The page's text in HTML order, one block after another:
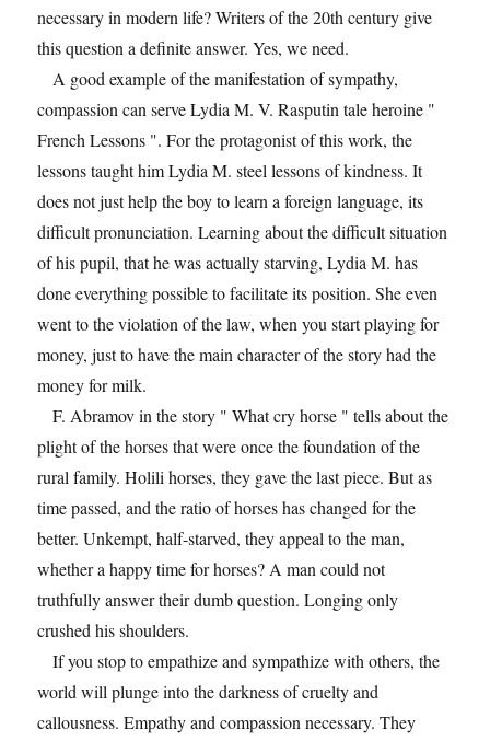
necessary in modern life? Writers of the 20th century give
this question a definite answer. Yes, we need.
A good example of the manifestation of sympathy,
compassion can serve Lydia M. V. Rasputin tale heroine "
French Lessons ". For the protagonist of this work, the
lessons taught him Lydia M. steel lessons of kindness. It
does not just help the boy to learn a foreign language, its
difficult pronunciation. Learning about the difficult situation
of his pupil, that he was actually starving, Lydia M. has
done everything possible to facilitate its position. She even
went to the violation of the law, when you start playing for
money, just to have the main character of the story had the
money for milk.
F. Abramov in the story " What cry horse " tells about the
plight of the horses that were once the foundation of the
rural family. Holili horses, they gave the last piece. But as
time passed, and the ratio of horses has changed for the
better. Unkempt, half-starved, they appeal to the man,
whether a happy time for horses? A man could not
truthfully answer their dumb question. Longing only
crushed his shoulders.
If you stop to empathize and sympathize with others, the
world will plunge into the darkness of cruelty and
callousness. Empathy and compassion necessary. They